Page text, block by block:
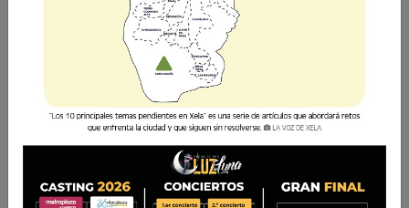
Concédeme un corazón sabio y prudente
P. Orlando Pérez 1 Agosto 2026 07:00